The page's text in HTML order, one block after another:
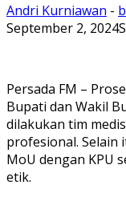
Andri Kurniawan -
September 2, 2024
Persada FM –
Bupati dan Wakil
dilakukan tim
profesional. Selain
MoU dengan KPU
etik.